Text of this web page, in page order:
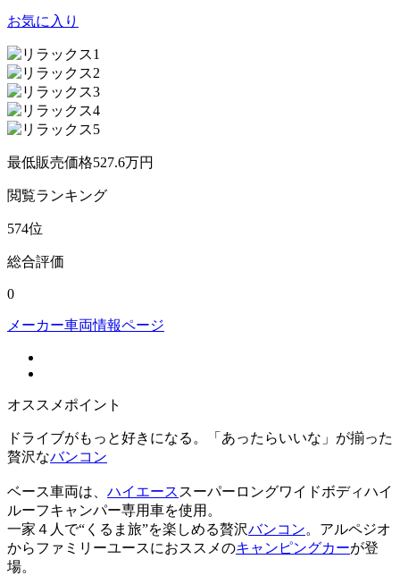
お気に入り
最低販売価格527.6万円
閲覧ランキング
574位
総合評価
0
メーカー車両情報ページ
オススメポイント
ドライブがもっと好きになる。「あったらいいな」が揃った
贅沢なバンコン
ベース車両は、 ハイエース スーパーロングワイドボディハイ
ルーフキャンパー専用車を使用。
一家４人で“くるま旅”を楽しめる贅沢バンコン。アルペジオ
からファミリーユースにおススメのキャンピングカーが登
場。